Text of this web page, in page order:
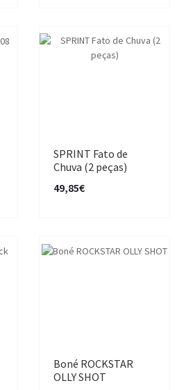
SPRINT Fato de
Chuva (2 peças)
49,85€
Boné ROCKSTAR
OLLY SHOT